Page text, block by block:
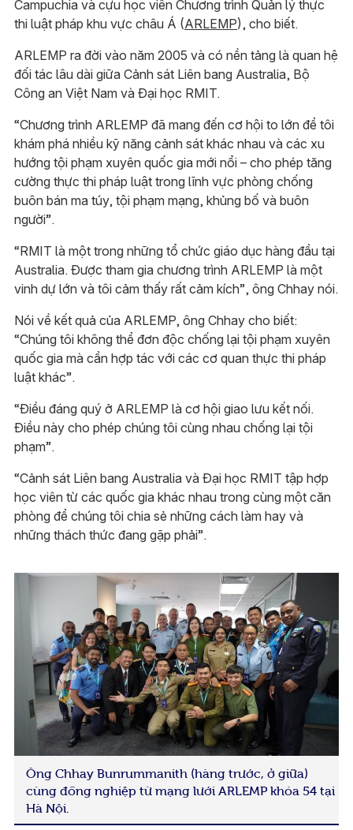
Campuchia và cựu học viên Chương trình Quản lý thực
thi luật pháp khu vực châu Á (ARLEMP), cho biết.
ARLEMP ra đời vào năm 2005 và có nền tảng là quan hệ
đối tác lâu dài giữa Cảnh sát Liên bang Australia, Bộ
Công an Việt Nam và Đại học RMIT.
“Chương trình ARLEMP đã mang đến cơ hội to lớn để tôi
khám phá nhiều kỹ năng cảnh sát khác nhau và các xu
hướng tội phạm xuyên quốc gia mới nổi – cho phép tăng
cường thực thi pháp luật trong lĩnh vực phòng chống
buôn bán ma túy, tội phạm mạng, khủng bố và buôn
người”.
“RMIT là một trong những tổ chức giáo dục hàng đầu tại
Australia. Được tham gia chương trình ARLEMP là một
vinh dự lớn và tôi cảm thấy rất cảm kích”, ông Chhay nói.
Nói về kết quả của ARLEMP, ông Chhay cho biết:
“Chúng tôi không thể đơn độc chống lại tội phạm xuyên
quốc gia mà cần hợp tác với các cơ quan thực thi pháp
luật khác”.
“Điều đáng quý ở ARLEMP là cơ hội giao lưu kết nối.
Điều này cho phép chúng tôi cùng nhau chống lại tội
phạm”.
“Cảnh sát Liên bang Australia và Đại học RMIT tập hợp
học viên từ các quốc gia khác nhau trong cùng một căn
phòng để chúng tôi chia sẻ những cách làm hay và
những thách thức đang gặp phải”.
Ông Chhay Bunrummanith (hàng trước, ở giữa)
cùng đồng nghiệp từ mạng lưới ARLEMP khóa 54 tại
Hà Nội.